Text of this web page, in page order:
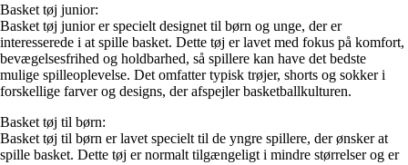
Basket tøj junior:
Basket tøj junior er specielt designet til børn og unge, der er
interesserede i at spille basket. Dette tøj er lavet med fokus på komfort,
bevægelsesfrihed og holdbarhed, så spillere kan have det bedste
mulige spilleoplevelse. Det omfatter typisk trøjer, shorts og sokker i
forskellige farver og designs, der afspejler basketballkulturen.
Basket tøj til børn:
Basket tøj til børn er lavet specielt til de yngre spillere, der ønsker at
spille basket. Dette tøj er normalt tilgængeligt i mindre størrelser og er